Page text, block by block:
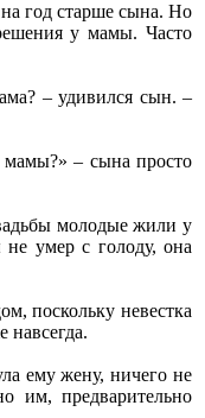
год старше сына. Но
у мамы. Часто
– удивился сын. –
мамы?» – сына просто
молодые жили у
умер с голоду, она
поскольку невестка
навсегда.
ему жену, ничего не
им, предварительно